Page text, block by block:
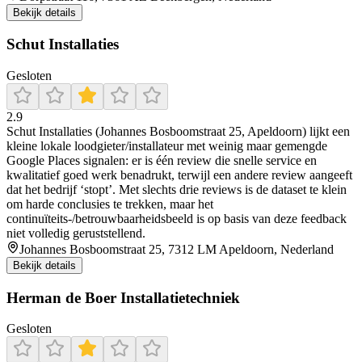
Bekijk details
Schut Installaties
Gesloten
2.9
Schut Installaties (Johannes Bosboomstraat 25, Apeldoorn) lijkt een
kleine lokale loodgieter/installateur met weinig maar gemengde
Google Places signalen: er is één review die snelle service en
kwalitatief goed werk benadrukt, terwijl een andere review aangeeft
dat het bedrijf ‘stopt’. Met slechts drie reviews is de dataset te klein
om harde conclusies te trekken, maar het
continuïteits-/betrouwbaarheidsbeeld is op basis van deze feedback
niet volledig geruststellend.
Johannes Bosboomstraat 25, 7312 LM Apeldoorn, Nederland
Bekijk details
Herman de Boer Installatietechniek
Gesloten